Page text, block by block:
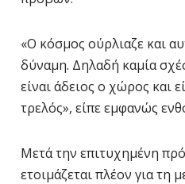
«Ο κόσμος ούρλιαζε και
δύναμη. Δηλαδή καμία
είναι άδειος ο χώρος και
τρελός», είπε εμφανώς
Μετά την επιτυχημένη
ετοιμάζεται πλέον για τη